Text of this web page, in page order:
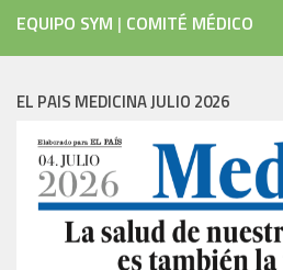
EQUIPO SYM | COMITÉ MÉDICO
EL PAIS MEDICINA JULIO 2026